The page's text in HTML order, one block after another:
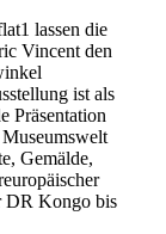
lassen die
Vincent den
ist als
Präsentation
Gemälde,
DR Kongo bis